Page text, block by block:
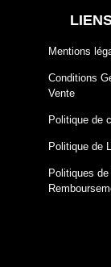
Mentions
Conditions
Vente
Politique de
Politique de
Politiques